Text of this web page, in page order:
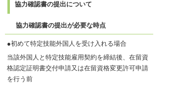
協力確認書の提出について
協力確認書の提出が必要な時点
●初めて特定技能外国人を受け入れる場合
当該外国人と特定技能雇用契約を締結後、在留資
格認定証明書交付申請又は在留資格変更許可申請
を行う前